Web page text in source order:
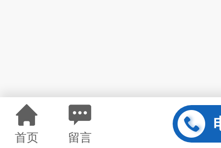
首页 留言